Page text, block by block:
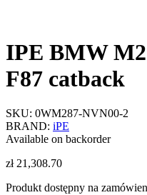
IPE BMW
F87 catback
SKU: 0WM287-NVN00-2
BRAND: iPE
Available on backorder
zł21,308.70
Produkt dostępny na